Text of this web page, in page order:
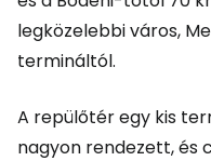
legközelebbi város,
termináltól.
A repülőtér egy kis
nagyon rendezett, és